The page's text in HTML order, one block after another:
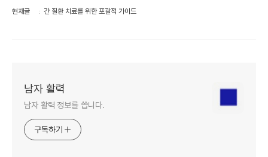
현재글 간 질환 치료를 위한 포괄적 가이드
남자 활력
남자 활력 정보를 씁니다.
구독하기